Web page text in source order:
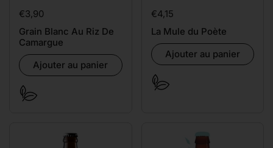
Prix:
€3,90
Grain Blanc Au Riz De
Camargue
Ajouter au panier
Prix:
€4,15
La Mule du Poète
Ajouter au panier